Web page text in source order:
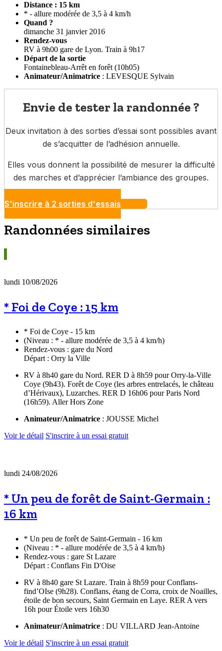
Distance : 15 km
* - allure modérée de 3,5 à 4 km/h
Quand ?
dimanche 31 janvier 2016
Rendez-vous
RV à 9h00 gare de Lyon. Train à 9h17
Départ de la sortie
Fontainebleau-Arrêt en forêt (10h05)
Animateur/Animatrice : LEVESQUE Sylvain
Envie de tester la randonnée ?
Deux invitation à des sorties d’essai sont possibles avant
de s’acquitter de l’adhésion annuelle.
Elles vous donnent la possibilité de mesurer la difficulté
des marches et d’apprécier l’ambiance des groupes.
S'inscrire à 2 sorties d'essais
Randonnées similaires
lundi 10/08/2026
* Foi de Coye : 15 km
* Foi de Coye - 15 km
(Niveau : * - allure modérée de 3,5 à 4 km/h)
Rendez-vous : gare du Nord
Départ : Orry la Ville
RV à 8h40 gare du Nord. RER D à 8h59 pour Orry-la-Ville
Coye (9h43). Forêt de Coye (les arbres entrelacés, le château
d’Hérivaux), Luzarches. RER D 16h06 pour Paris Nord
(16h59). Aller Hors Zone
Animateur/Animatrice : JOUSSE Michel
Voir le détail S'inscrire à un essai gratuit
lundi 24/08/2026
* Un peu de forêt de Saint-Germain :
16 km
* Un peu de forêt de Saint-Germain - 16 km
(Niveau : * - allure modérée de 3,5 à 4 km/h)
Rendez-vous : gare St Lazare
Départ : Conflans Fin D'Oise
RV à 8h40 gare St Lazare. Train à 8h59 pour Conflans-
find’OIse (9h28). Conflans, étang de Corra, croix de Noailles,
étoile de bon secours, Saint Germain en Laye. RER A vers
16h pour Étoile vers 16h30
Animateur/Animatrice : DU VILLARD Jean-Antoine
Voir le détail S'inscrire à un essai gratuit